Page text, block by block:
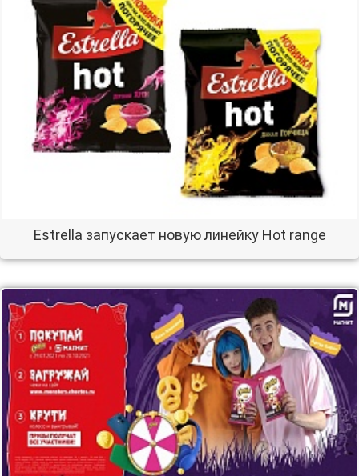
Estrella запускает новую линейку Hot range